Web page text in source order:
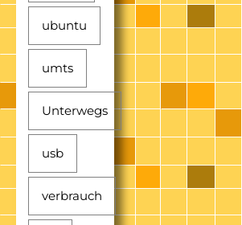
ubuntu
umts
Unterwegs
usb
verbrauch